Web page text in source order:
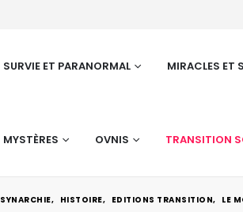
SURVIE ET PARANORMAL MIRACLES ET
MYSTÈRES OVNIS TRANSITION
SYNARCHIE, HISTOIRE, EDITIONS TRANSITION, LE